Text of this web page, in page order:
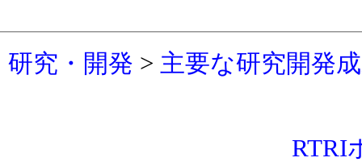
研究・開発 > 主要な研究開発
RTRI